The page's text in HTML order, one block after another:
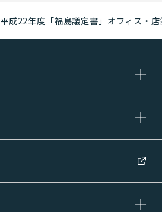
平成22年度「福島議定書」オフィス・